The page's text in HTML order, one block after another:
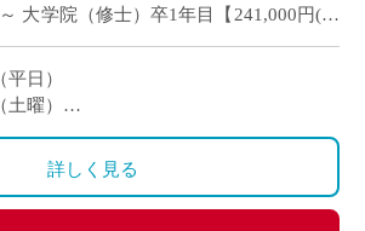
大学院（修士）卒1年目【241,000円(基
年2回・年間計5.78ヶ月分）
：大学院（修士）卒2年目
日）
曜）
詳しく見る